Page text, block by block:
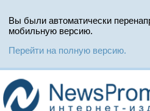
Вы были автоматически
мобильную версию.
Перейти на полную версию.